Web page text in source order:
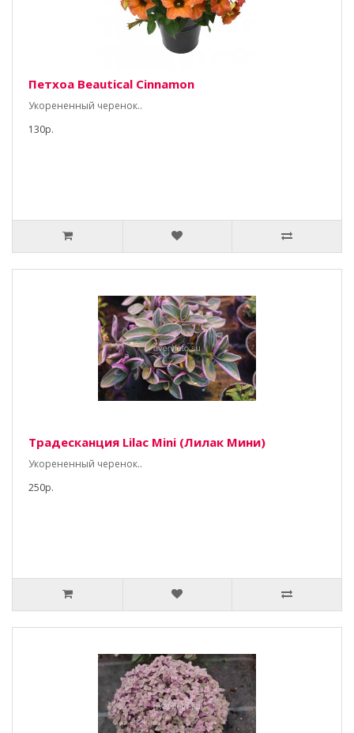
Петхоа Beautical Cinnamon
Укорененный черенок..
130р.
Традесканция Lilac Mini (Лилак Мини)
Укорененный черенок..
250р.